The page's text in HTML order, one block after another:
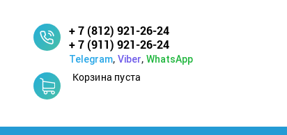
+ 7 (812) 921-26-24
+ 7 (911) 921-26-24
Telegram, Viber, WhatsApp
Корзина пуста